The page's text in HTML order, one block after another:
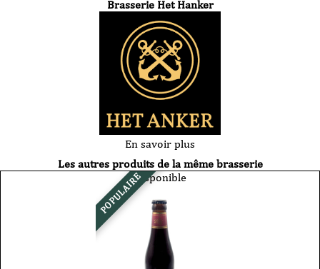
Brasserie Het Hanker
En savoir plus
Les autres produits de la même brasserie
POPULAIREDisponible